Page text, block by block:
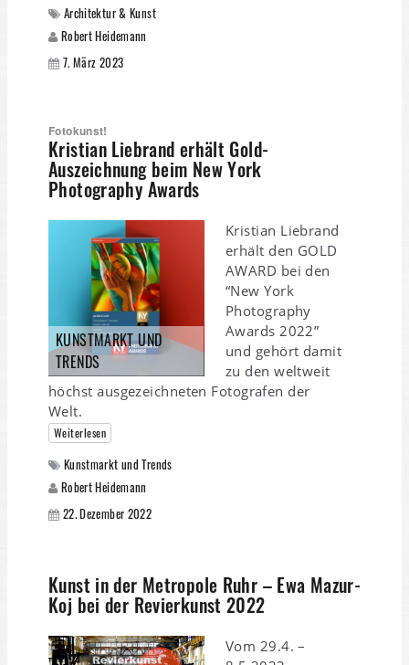
Architektur & Kunst
Robert Heidemann
7. März 2023
Fotokunst!
Kristian Liebrand erhält Gold-
Auszeichnung beim New York
Photography Awards
KUNSTMARKT UND
TRENDS
Kristian Liebrand
erhält den GOLD
AWARD bei den
“New York
Photography
Awards 2022”
und gehört damit
zu den weltweit
höchst ausgezeichneten Fotografen der
Welt.
Weiterlesen
Kunstmarkt und Trends
Robert Heidemann
22. Dezember 2022
Kunst in der Metropole Ruhr – Ewa Mazur-
Koj bei der Revierkunst 2022
Vom 29.4. –